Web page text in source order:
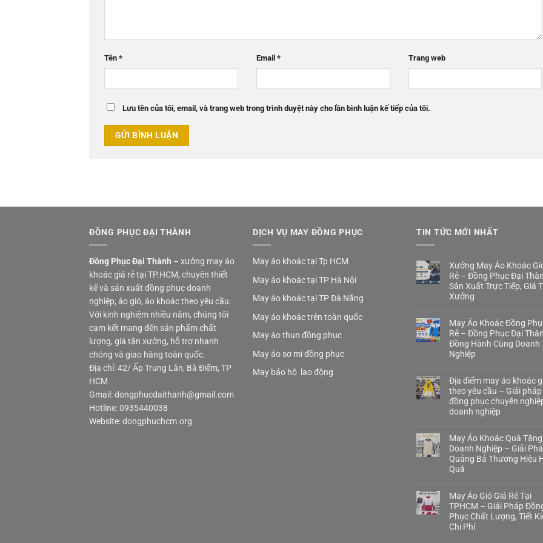
Tên * Email * Trang web
Lưu tên của tôi, email, và trang web trong trình duyệt này cho lần bình luận kế tiếp của tôi.
ĐỒNG PHỤC ĐẠI THÀNH
Đồng Phục Đại Thành – xưởng may áo
khoác giá rẻ tại TP.HCM, chuyên thiết
kế và sản xuất đồng phục doanh
nghiệp, áo gió, áo khoác theo yêu cầu.
Với kinh nghiệm nhiều năm, chúng tôi
cam kết mang đến sản phẩm chất
lượng, giá tận xưởng, hỗ trợ nhanh
chóng và giao hàng toàn quốc.
Địa chỉ: 42/ Ấp Trung Lân, Bà Điểm, TP
HCM
Gmail: dongphucdaithanh@gmail.com
Hotline: 0935440038
Website: dongphuchcm.org
DỊCH VỤ MAY ĐỒNG PHỤC
May áo khoác tại Tp HCM
May áo khoác tại TP Hà Nội
May áo khoác tại TP Đà Nẵng
May áo khoác trên toàn quốc
May áo thun đồng phục
May áo sơ mi đồng phục
May bảo hộ lao động
TIN TỨC MỚI NHẤT
Xưởng May Áo Khoác
Rẻ – Đồng Phục Đại
Sản Xuất Trực Tiếp, Giá
Xưởng
May Áo Khoác Đồng
Rẻ – Đồng Phục Đại
Đồng Hành Cùng Doanh
Nghiệp
Địa điểm may áo khoác
theo yêu cầu – Giải pháp
đồng phục chuyên
doanh nghiệp
May Áo Khoác Quà Tặng
Doanh Nghiệp – Giải
Quảng Bá Thương Hiệu
Quả
May Áo Gió Giá Rẻ Tại
TPHCM – Giải Pháp
Phục Chất Lượng, Tiết
Chi Phí